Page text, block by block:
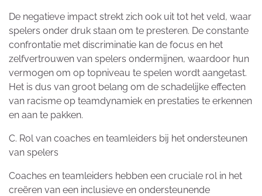
De negatieve impact strekt zich ook uit tot het veld, waar
spelers onder druk staan om te presteren. De constante
confrontatie met discriminatie kan de focus en het
zelfvertrouwen van spelers ondermijnen, waardoor hun
vermogen om op topniveau te spelen wordt aangetast.
Het is dus van groot belang om de schadelijke effecten
van racisme op teamdynamiek en prestaties te erkennen
en aan te pakken.
C. Rol van coaches en teamleiders bij het ondersteunen
van spelers
Coaches en teamleiders hebben een cruciale rol in het
creëren van een inclusieve en ondersteunende